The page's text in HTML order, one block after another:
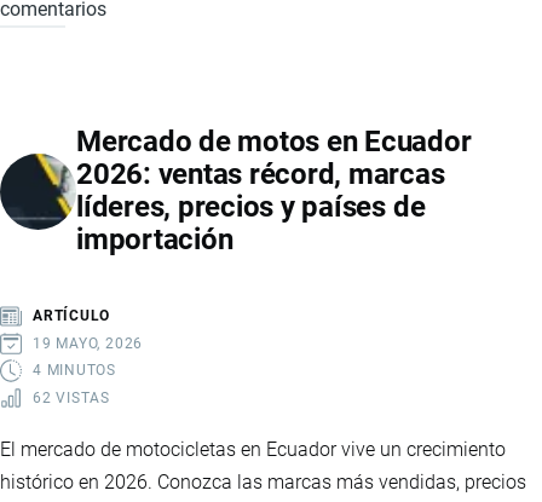
SOBREOFERTA
ECUADOR
2026:
CAÍDA
DE
EN
PRODUCTORES
E
comentarios
Mercado de motos en Ecuador
2026: ventas récord, marcas
líderes, precios y países de
importación
ARTÍCULO
19 MAYO, 2026
4 MINUTOS
62 VISTAS
El mercado de motocicletas en Ecuador vive un crecimiento
histórico en 2026. Conozca las marcas más vendidas, precios